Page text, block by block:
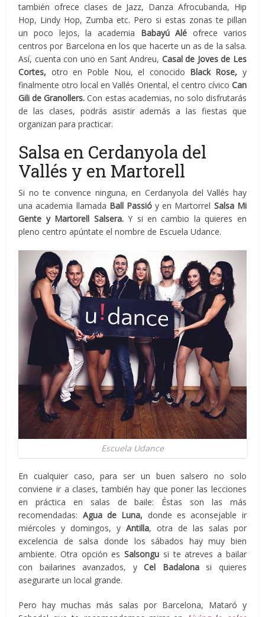
también ofrece clases de Jazz, Danza Afrocubanda, Hip
Hop, Lindy Hop, Zumba etc. Pero si estas zonas te pillan
un poco lejos, la academia Babayú Alé ofrece varios
centros por Barcelona en los que hacerte un as de la salsa.
Así, cuenta con uno en Sant Andreu, Casal de Joves de Les
Cortes, otro en Poble Nou, el conocido Black Rose, y
finalmente otro local en Vallés Oriental, el centro cívico Can
Gili de Granollers.Con estas academias, no solo disfrutarás
de las clases, podrás asistir además a las fiestas que
organizan para practicar.
Salsa en Cerdanyola del
Vallés y en Martorell
Si no te convence ninguna, en Cerdanyola del Vallés hay
una academia llamada Ball Passióy en Martorrel Salsa Mi
Gente y Martorell Salsera.Y si en cambio la quieres en
pleno centro apúntate el nombre de Escuela Udance.
Escuela Udance
En cualquier caso, para ser un buen salsero no solo
conviene ir a clases, también hay que poner las lecciones
en práctica en salas de baile: Éstas son las más
recomendadas: Agua de Luna, donde es aconsejable ir
miércoles y domingos, yAntilla, otra de las salas por
excelencia de salsa donde los sábados hay muy bien
ambiente. Otra opción esSalsongu si te atreves a bailar
con bailarines avanzados, yCel Badalonasi quieres
asegurarte un local grande.
Pero hay muchas más salas por Barcelona, Mataró y